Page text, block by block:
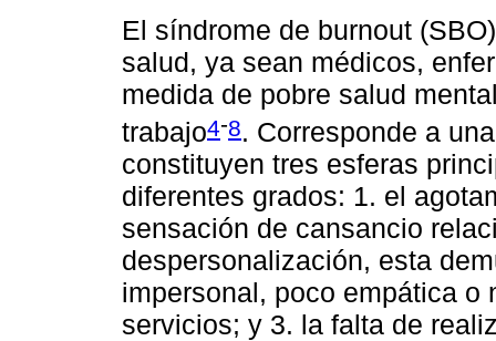
El síndrome de burnout
salud, ya sean médicos,
medida de pobre salud
trabajo4-8. Corresponde a
constituyen tres esferas
diferentes grados: 1. el
sensación de cansancio
despersonalización, esta
impersonal, poco empática o
servicios; y 3. la falta de